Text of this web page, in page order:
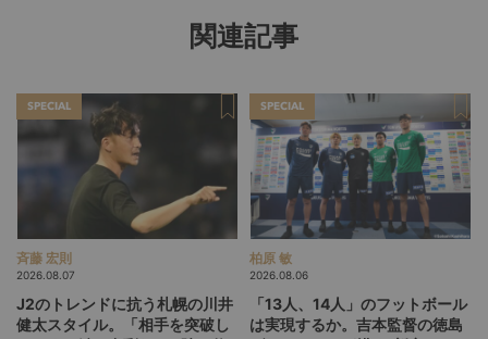
関連記事
SPECIAL
斉藤 宏則
2026.08.07
J2のトレンドに抗う札幌の川井
健太スタイル。「相手を突破し
SPECIAL
柏原 敏
2026.08.06
「13人、14人」のフットボール
は実現するか。吉本監督の徳島